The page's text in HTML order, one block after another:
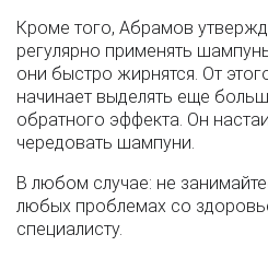
Кроме того, Абрамов
регулярно применять
они быстро жирнятся. От
начинает выделять еще
обратного эффекта. Он
чередовать шампуни.
В любом случае: не
любых проблемах со
специалисту.